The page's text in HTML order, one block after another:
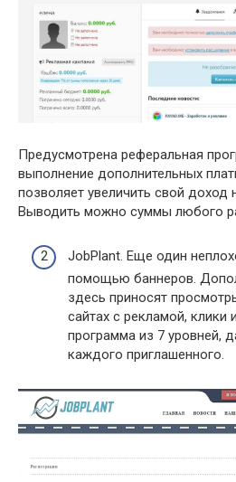
Предусмотрена реферальная
выполнение дополнительных
позволяет увеличить свой доход
Выводить можно суммы любого
JobPlant. Еще один
помощью баннеров.
здесь приносят
сайтах с рекламой, клики
программа из 7 уровней,
каждого приглашенного.